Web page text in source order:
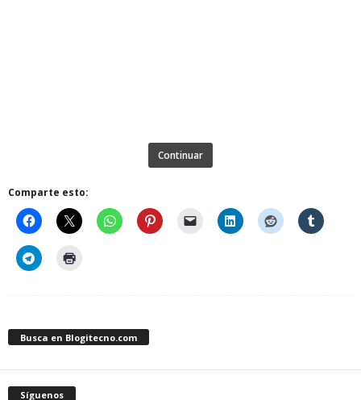
Continuar
Comparte esto:
Busca en Blogitecno.com
Síguenos